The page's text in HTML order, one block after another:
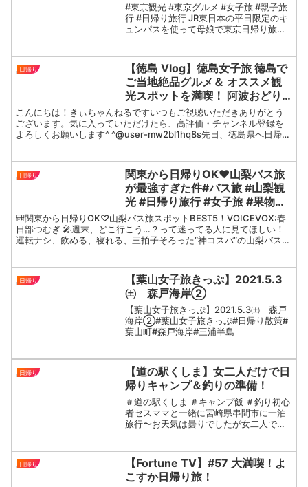
#東京観光 #東京グルメ #女子旅 #親子旅
行 #日帰り旅行 JR東日本の平日限定のキ
ュンパスを使って母娘で東京日帰り旅に
て大満足な旅行でした♪渋谷OMUSUBI
CA...
日帰り
【徳島 Vlog】徳島女子旅 徳島で
ご当地絶品グルメ＆ オススメ観
光スポットを満喫！ 阿波おどり/
道の駅くるくるなると/びんび家/
徳島ラーメン/大塚国際美術館/渦
の道
こんにちは！きぃちゃんねるですいつもご視聴いただきありがとう
ございます。気に入っていただけたら、高評価・チャンネル登録を
よろしくお願いします^ ^@user-mw2bl1hq8s先日、徳島県へ日帰り
日帰り
関東から日帰りOK♥山梨バス旅
が最強すぎた件#バス旅 #山梨観
光 #日帰り旅行 #女子旅 #果物狩
り #ワイン試飲 #週末旅行 #国内
旅行おすすめバス旅行
🎒関東から日帰りOK♡山梨バス旅スポットBEST5！VOICEVOX:春
日部つむぎ 🎤週末、どこ行こう…？って迷ってる人に見てほしい！
運転ナシ、飲める、寝れる、三拍子そろった“神コスパ”の山梨バス旅
日帰り
【葉山女子旅きっぷ】2021.5.3
㈯ 森戸海岸②
【葉山女子旅きっぷ】2021.5.3㈯ 森戸
海岸②#葉山女子旅きっぷ#日帰り散策#
葉山町#森戸海岸#三浦半島
日帰り
【道の駅くしま】女二人だけで日
帰りキャンプ＆釣りの準備！
＃道の駅くしま ＃キャンプ飯 ＃釣り初心
者セスママと一緒に宮崎県串間市に一泊
旅行〜お天気は曇りでしたが女二人で日
ページ今回は超簡単キャンプ飯に初挑
戦！・アヒージョ・さつ...
日帰り
【Fortune TV】#57 大満喫！よ
こすか日帰り旅！